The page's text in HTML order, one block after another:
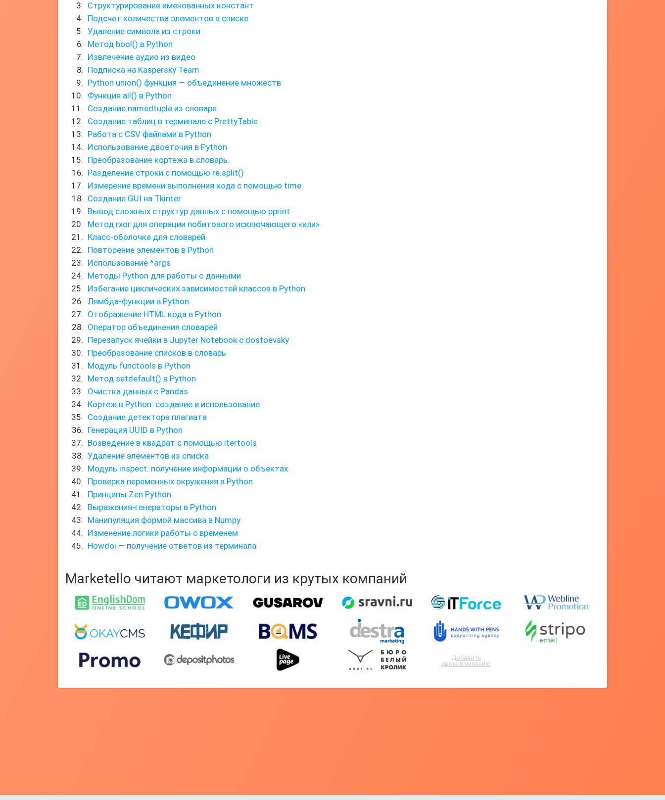
Структурирование именованных констант
Подсчет количества элементов в списке
Удаление символа из строки
Метод bool() в Python
Извлечение аудио из видео
Подписка на Kaspersky Team
Python union() функция — объединение множеств
Функция all() в Python
Создание namedtuple из словаря
Создание таблиц в терминале с PrettyTable
Работа с CSV файлами в Python
Использование двоеточия в Python
Преобразование кортежа в словарь.
Разделение строки с помощью re.split()
Измерение времени выполнения кода с помощью time
Создание GUI на Tkinter
Вывод сложных структур данных с помощью pprint
Метод rxor для операции побитового исключающего «или»
Класс-оболочка для словарей
Повторение элементов в Python
Использование *args
Методы Python для работы с данными
Избегание циклических зависимостей классов в Python
Лямбда-функции в Python
Отображение HTML кода в Python
Оператор объединения словарей
Перезапуск ячейки в Jupyter Notebook с dostoevsky
Преобразование списков в словарь
Модуль functools в Python
Метод setdefault() в Python
Очистка данных с Pandas
Кортеж в Python: создание и использование
Создание детектора плагиата
Генерация UUID в Python
Возведение в квадрат с помощью itertools
Удаление элементов из списка
Модуль inspect: получение информации о объектах
Проверка переменных окружения в Python
Принципы Zen Python
Выражения-генераторы в Python
Манипуляция формой массива в Numpy
Изменение логики работы с временем
Howdoi — получение ответов из терминала
Marketello читают маркетологи из крутых компаний
Добавить
свою компанию